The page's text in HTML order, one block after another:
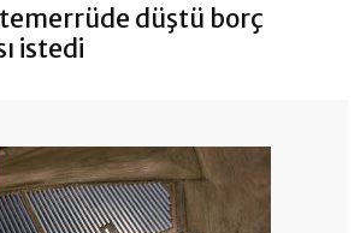
düştü borç
istedi